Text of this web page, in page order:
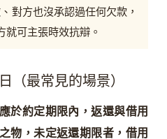
對方也沒承認過任何欠款，
就可主張時效抗辯。
（最常見的場景）
於約定期限內，返還與借用
物，未定返還期限者，借用